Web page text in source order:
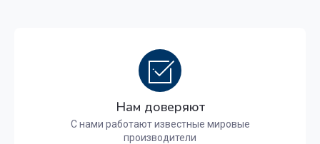
Нам доверяют
С нами работают известные мировые
производители